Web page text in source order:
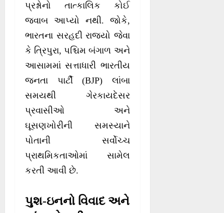
પ્રશ્નોનો તાત્કાલિક કોઈ
જવાબ આપ્યો નથી. જોકે,
ભારતના સરહદી રાજ્યો જેવા
કે ત્રિપુરા, પશ્ચિમ બંગાળ અને
આસામમાં સત્તાધારી ભારતીય
જનતા પાર્ટી (BJP) લાંબા
સમયથી ગેરકાયદેસર
પ્રવાસીઓ અને
ઘૂસણખોરીની સમસ્યાને
પોતાની સર્વોચ્ચ
પ્રાથમિકતાઓમાં સામેલ
કરતી આવી છે.
પુશ-ઇનનો વિવાદ અને